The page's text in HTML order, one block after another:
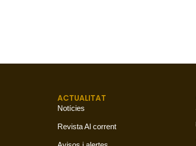
ACTUALITAT
Notícies
Revista Al corrent